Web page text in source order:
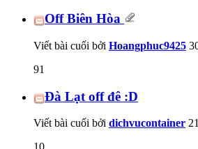
Off Biên Hòa
Viết bài cuối bởi Hoangphuc9425
91
Đà Lạt off đê :D
Viết bài cuối bởi dichvucontainer